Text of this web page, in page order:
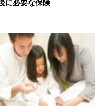
に余裕ができたら入院
ましょう。
だと保険に入りにくく
けでも入るようにして
に必要な保険